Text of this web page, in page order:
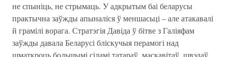
не спыніць, не стрымаць. У адкрытым баі беларусы
практычна заўжды апыналіся ў меншасьці – але атакавалі
й грамілі ворага. Стратэгія Давіда ў бітве з Галіяфам
заўжды давала Беларусі бліскучыя перамогі над
шматкроць большымі сіламі татараў, маскавітаў, швэдаў